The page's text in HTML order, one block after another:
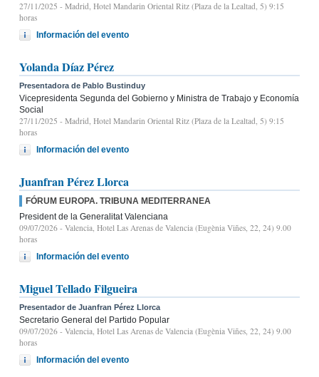
27/11/2025 - Madrid, Hotel Mandarin Oriental Ritz (Plaza de la Lealtad, 5) 9:15
horas
Información del evento
Yolanda Díaz Pérez
Presentadora de Pablo Bustinduy
Vicepresidenta Segunda del Gobierno y Ministra de Trabajo y Economía
Social
27/11/2025 - Madrid, Hotel Mandarin Oriental Ritz (Plaza de la Lealtad, 5) 9:15
horas
Información del evento
Juanfran Pérez Llorca
FÓRUM EUROPA. TRIBUNA MEDITERRANEA
President de la Generalitat Valenciana
09/07/2026 - Valencia, Hotel Las Arenas de Valencia (Eugènia Viñes, 22, 24) 9.00
horas
Información del evento
Miguel Tellado Filgueira
Presentador de Juanfran Pérez Llorca
Secretario General del Partido Popular
09/07/2026 - Valencia, Hotel Las Arenas de Valencia (Eugènia Viñes, 22, 24) 9.00
horas
Información del evento